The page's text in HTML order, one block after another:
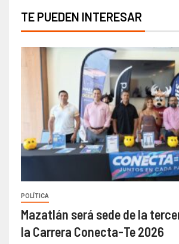
TE PUEDEN INTERESAR
POLÍTICA
Mazatlán será sede de la
la Carrera Conecta-Te 2026